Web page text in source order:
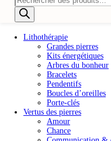
de
produits
Lithothérapie
Grandes pierres
Kits énergétiques
Arbres du bonheur
Bracelets
Pendentifs
Boucles d’oreilles
Porte-clés
Vertus des pierres
Amour
Chance